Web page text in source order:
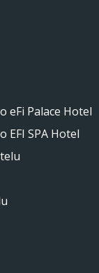
eFi Palace Hotel
SPA Hotel